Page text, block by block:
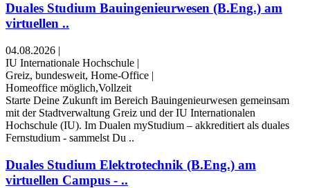
Duales Studium Bauingenieurwesen (B.Eng.) am
virtuellen ..
04.08.2026 |
IU Internationale Hochschule |
Greiz, bundesweit, Home-Office |
Homeoffice möglich,Vollzeit
Starte Deine Zukunft im Bereich Bauingenieurwesen gemeinsam
mit der Stadtverwaltung Greiz und der IU Internationalen
Hochschule (IU). Im Dualen myStudium – akkreditiert als duales
Fernstudium - sammelst Du ..
Duales Studium Elektrotechnik (B.Eng.) am
virtuellen Campus - ..